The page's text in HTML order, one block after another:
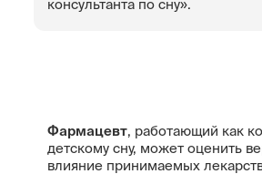
консультанта по сну».
Фармацевт, работающий как
детскому сну, может оценить
влияние принимаемых